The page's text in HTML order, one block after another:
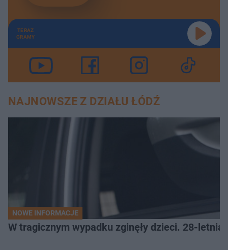
TERAZ
GRAMY
NAJNOWSZE Z DZIAŁU ŁÓDŹ
NOWE INFORMACJE
W tragicznym wypadku zginęły dzieci. 28-